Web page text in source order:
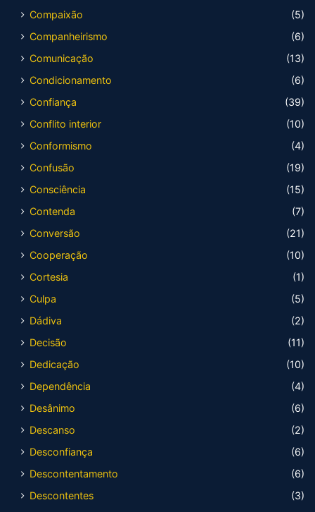
Compaixão
(5)
Companheirismo
(6)
Comunicação
(13)
Condicionamento
(6)
Confiança
(39)
Conflito interior
(10)
Conformismo
(4)
Confusão
(19)
Consciência
(15)
Contenda
(7)
Conversão
(21)
Cooperação
(10)
Cortesia
(1)
Culpa
(5)
Dádiva
(2)
Decisão
(11)
Dedicação
(10)
Dependência
(4)
Desânimo
(6)
Descanso
(2)
Desconfiança
(6)
Descontentamento
(6)
Descontentes
(3)